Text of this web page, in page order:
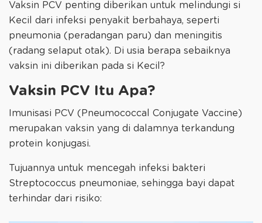
Vaksin PCV penting diberikan untuk melindungi si
Kecil dari infeksi penyakit berbahaya, seperti
pneumonia (peradangan paru) dan meningitis
(radang selaput otak). Di usia berapa sebaiknya
vaksin ini diberikan pada si Kecil?
Vaksin PCV Itu Apa?
Imunisasi PCV (Pneumococcal Conjugate Vaccine)
merupakan vaksin yang di dalamnya terkandung
protein konjugasi.
Tujuannya untuk mencegah infeksi bakteri
Streptococcus pneumoniae, sehingga bayi dapat
terhindar dari risiko: